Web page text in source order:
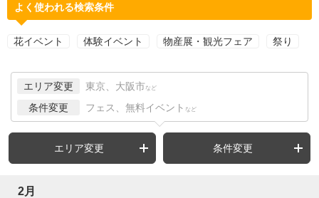
よく使われる検索条件
花イベント 体験イベント 物産展・観光フェア 祭り
エリア変更 東京、大阪市 など
条件変更 フェス、無料イベント など
エリア変更 条件変更
2月